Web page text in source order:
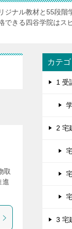
ジナル教材と55段階
できる四谷学院はス
取
進
カテ
1 受
2 宅
3 宅